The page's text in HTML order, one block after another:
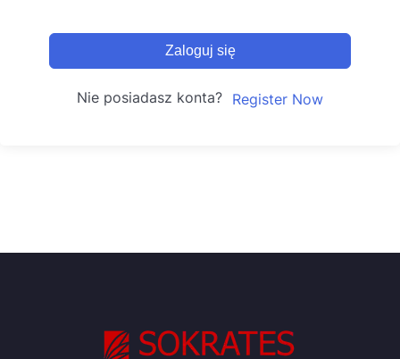
Zaloguj się
Nie posiadasz konta? Register Now